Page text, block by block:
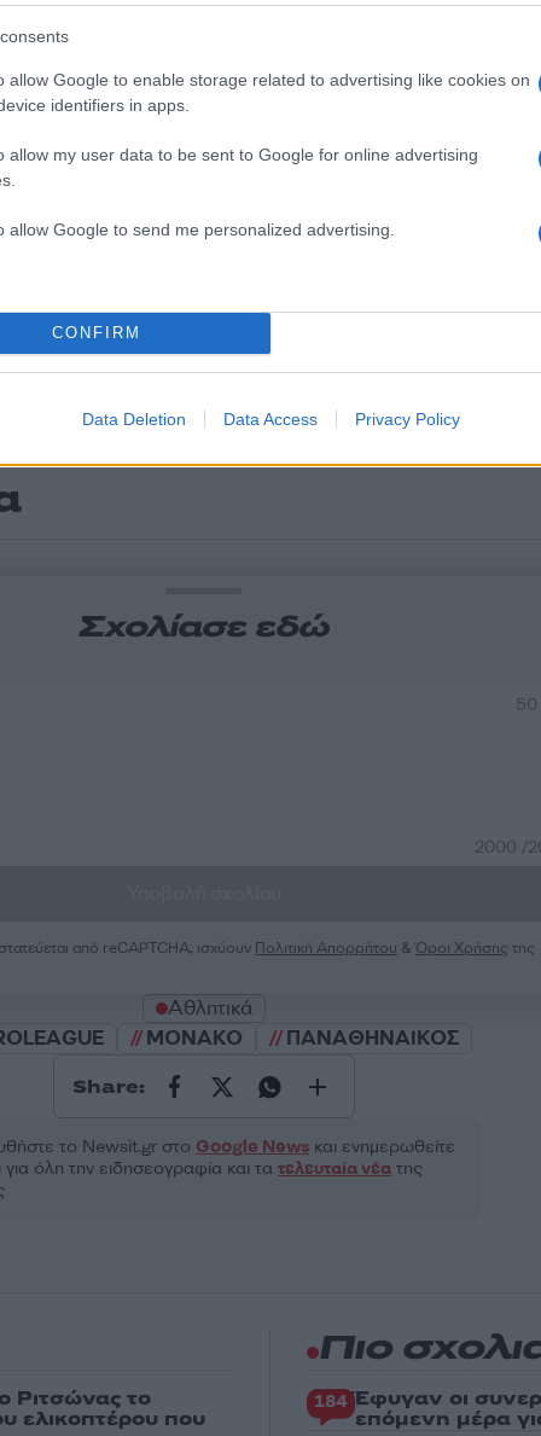
allow Google to enable storage related to advertising like cookies on
identifiers in apps.
allow my user data to be sent to Google for online advertising
allow Google to send me personalized advertising.
CONFIRM
Data Deletion Data Access Privacy Policy
απόψε στο ΟΑΚΑ.
Σχολίασε εδώ
2000 /
από reCAPTCHA, ισχύουν Πολιτική Απορρήτου &Όροι Χρήσης της
Αθλητικά
ΜΟΝΑΚΟ ΠΑΝΑΘΗΝΑΙΚΟΣ
Share:
το Νewsit.gr στο Google Newsκαι ενημερωθείτε
όλη την ειδησεογραφία και τα τελευταία νέατης
Ριτσώνας το
ελικοπτέρου που
Πιο
184 Έφυγαν οι
επόμενη μέρα